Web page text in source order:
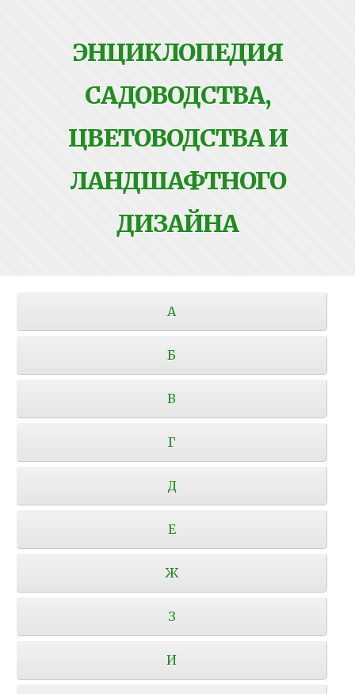
ЭНЦИКЛОПЕДИЯ
САДОВОДСТВА,
ЦВЕТОВОДСТВА И
ЛАНДШАФТНОГО
ДИЗАЙНА
А
Б
В
Г
Д
Е
Ж
З
И